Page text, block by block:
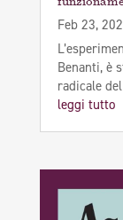
Feb 23,
Benanti, è
radicale
leggi tutto